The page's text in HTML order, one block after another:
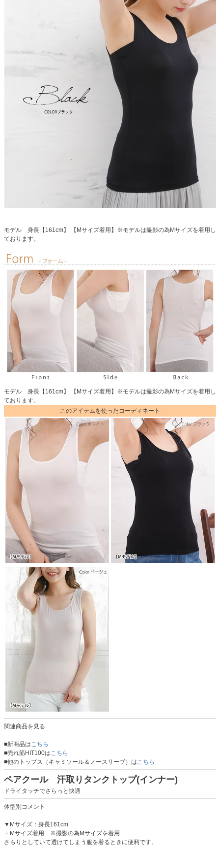
モデル 身長【161cm】 【Mサイズ着用】※モデルは撮影の為Mサイズを着用し
ております。
モデル 身長【161cm】 【Mサイズ着用】※モデルは撮影の為Mサイズを着用し
ております。
-このアイテムを使ったコーディネート-
関連商品を見る
■新商品はこちら
■売れ筋HIT100はこちら
■他のトップス（キャミソール＆ノースリーブ）はこちら
ペアクール 汗取りタンクトップ(インナー)
ドライタッチでさらっと快適
体型別コメント
▼Mサイズ：身長161cm
・Mサイズ着用 ※撮影の為Mサイズを着用
さらりとしていて透けてしまう服を着るときに便利です。